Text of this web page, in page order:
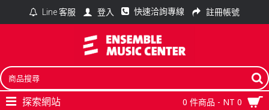
Line 客服 登入 快速洽詢專線 註冊帳號
0 件商品 - NT 0
探索網站